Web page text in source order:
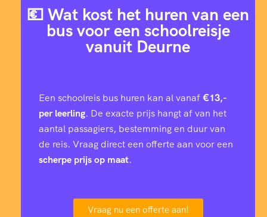
💶 Wat kost het huren van een
bus voor een schoolreisje
vanuit Deurne
Een schoolreis bus huren kan al vanaf€13,-
per leerling. De exacte prijs hangt af van het
aantal passagiers, bestemming en duur van
de reis. Vraag direct een offerte aan voor een
scherpe prijs op maat.
Vraag nu een offerte aan!